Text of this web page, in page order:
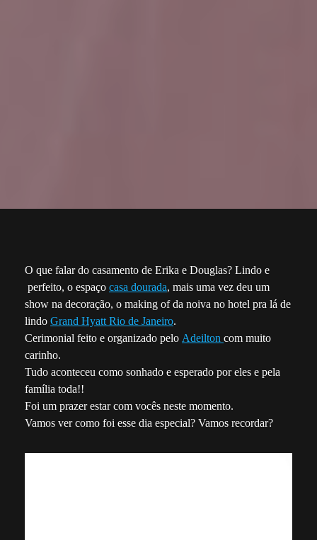
O que falar do casamento de Erika e Douglas? Lindo e
perfeito, o espaço casa dourada, mais uma vez deu um
show na decoração, o making of da noiva no hotel pra lá de
lindo Grand Hyatt Rio de Janeiro.
Cerimonial feito e organizado pelo Adeilton com muito
carinho.
Tudo aconteceu como sonhado e esperado por eles e pela
família toda!!
Foi um prazer estar com vocês neste momento.
Vamos ver como foi esse dia especial? Vamos recordar?